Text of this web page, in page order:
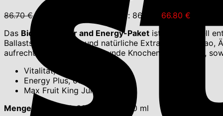
86.70€ Ursprünglicher Preis war: 86.70 € 66.80 €
Das Biostile Power and Energy-Paket ist eine speziell
Ballaststoffe, Arginin und natürliche Extrakte aus Kakao,
aufrechtzuerhalten und gesunde Knochen zu erhalten,
Vitalität, 30 Beutel
Energy Plus, 60 Kapseln
Max Fruit King Juice, 300 ml
Menge: 30 Beutel, 60 Kapseln, 300 ml